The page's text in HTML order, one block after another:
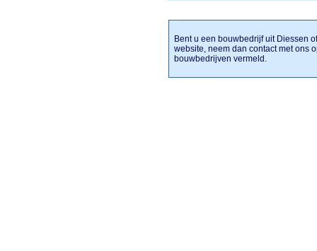
Bent u een bouwbedrijf uit Diessen
website, neem dan contact met ons
bouwbedrijven vermeld.